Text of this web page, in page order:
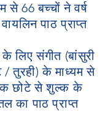
66 बच्चों ने वर्ष
पाठ प्राप्त
लिए संगीत (बांसुरी
/ तुरही) के माध्यम से
एक छोटे से शुल्क के
का पाठ प्राप्त